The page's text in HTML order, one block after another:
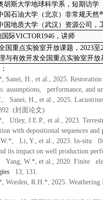
胡斯大学地球科学系，短期访学
国石油大学（北京）非常规天然
国地质大学（武汉）资源公司，
国际VICTOR1946，讲师
国重点实验室开放课题， 2023至
与有效开发全国重点实验室开放
：
Sanei, H., et al., 2025.
assumptions, performance, and
Sanei, H., et al., 2025.
(封面论文)
Utley, J.E.P., et al., 2023.
with depositional sequences and
W.*, Li, Y., et al., 2023. In-situ
its impact on well production
Yang, W.*, et al., 2020. Finite
13, 131.
Worden, R.H.*, 2025.